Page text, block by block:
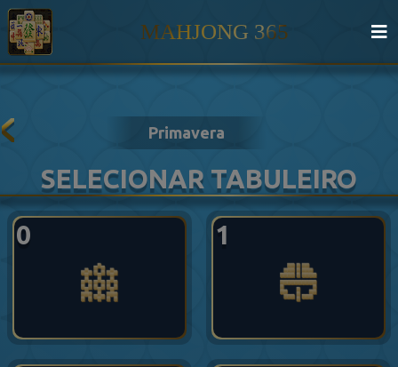
MAHJONG 365
Primavera
SELECIONAR TABULEIRO
0
1